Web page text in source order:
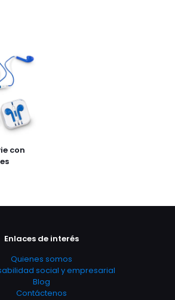
con
Enlaces de interés
Quienes somos
social y empresarial
Blog
Contáctenos